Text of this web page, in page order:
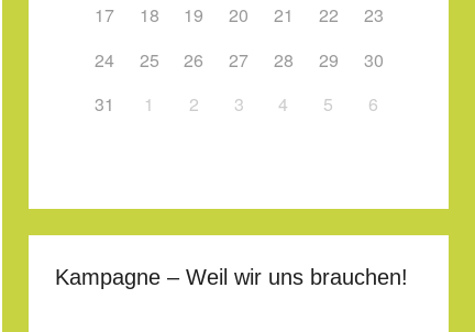
17
18 19 20 21 22
23
24
25 26 27 28 29
30
31
1 2 3 4 5 6
Kampagne – Weil wir uns brauchen!